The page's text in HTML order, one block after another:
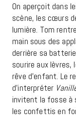
On aperçoit dans
scène, les cœurs
lumière. Tom
main sous des
derrière sa
sourire aux lèvres,
rêve d’enfant. Le
d’interpréter
invitent la fosse à
les confettis en